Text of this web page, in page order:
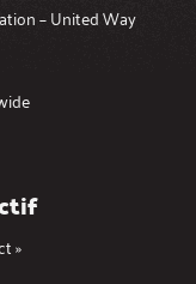
– United Way
»